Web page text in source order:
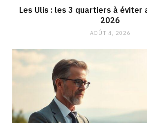
Les Ulis : les 3 quartiers à éviter
2026
AOÛT 4, 2026